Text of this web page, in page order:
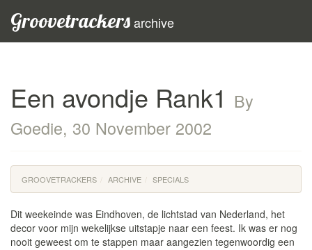
Groovetrackersarchive
Een avondje Rank1 By
Goedie, 30 November 2002
GROOVETRACKERS ARCHIVE SPECIALS
Dit weekeinde was Eindhoven, de lichtstad van Nederland, het
decor voor mijn wekelijkse uitstapje naar een feest. Ik was er nog
nooit geweest om te stappen maar aangezien tegenwoordig een